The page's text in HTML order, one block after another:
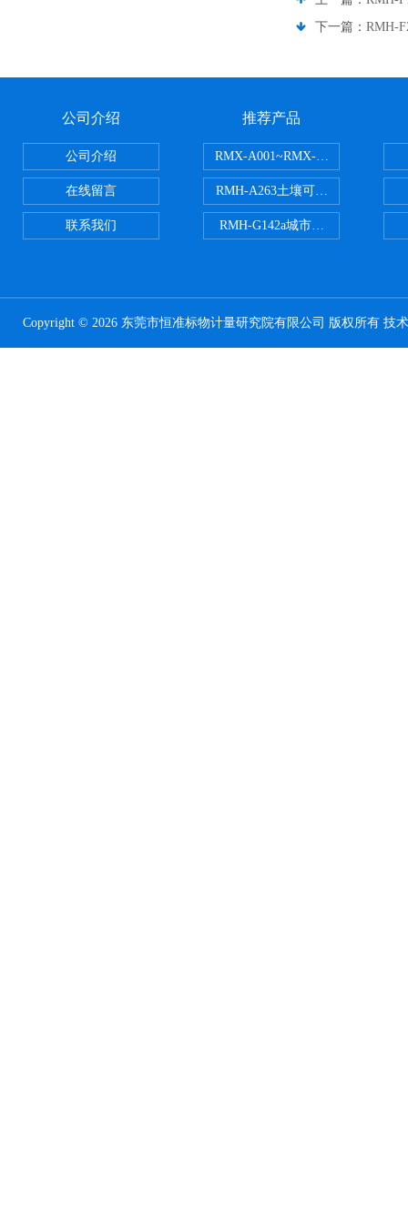
下一篇： RMH-
公司介绍
公司介绍
在线留言
联系我们
推荐产品
RMX-A001~RMX-A002丙烯酸涂
RMH-A263土壤可交换酸度分析标
RMH-G142a城市污水处理污泥中
Copyright © 2026 东莞市恒准标物计量研究院有限公司 版权所有 技